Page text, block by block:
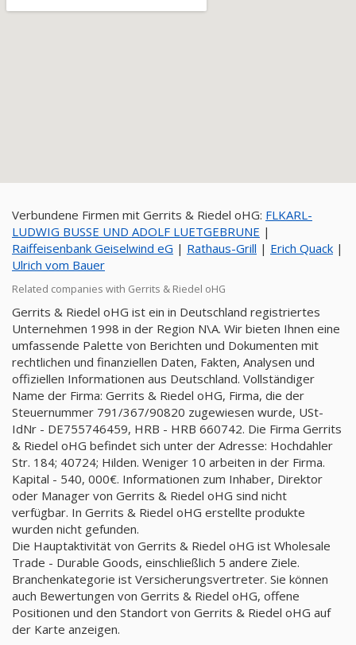
Verbundene Firmen mit Gerrits & Riedel oHG: FLKARL-
LUDWIG BUSSE UND ADOLF LUETGEBRUNE |
Raiffeisenbank Geiselwind eG | Rathaus-Grill | Erich Quack |
Ulrich vom Bauer
Related companies with Gerrits & Riedel oHG
Gerrits & Riedel oHG ist ein in Deutschland registriertes
Unternehmen 1998 in der Region N\A. Wir bieten Ihnen eine
umfassende Palette von Berichten und Dokumenten mit
rechtlichen und finanziellen Daten, Fakten, Analysen und
offiziellen Informationen aus Deutschland. Vollständiger
Name der Firma: Gerrits & Riedel oHG, Firma, die der
Steuernummer 791/367/90820 zugewiesen wurde, USt-
IdNr - DE755746459, HRB - HRB 660742. Die Firma Gerrits
& Riedel oHG befindet sich unter der Adresse: Hochdahler
Str. 184; 40724; Hilden. Weniger 10 arbeiten in der Firma.
Kapital - 540, 000€. Informationen zum Inhaber, Direktor
oder Manager von Gerrits & Riedel oHG sind nicht
verfügbar. In Gerrits & Riedel oHG erstellte produkte
wurden nicht gefunden.
Die Hauptaktivität von Gerrits & Riedel oHG ist Wholesale
Trade - Durable Goods, einschließlich 5 andere Ziele.
Branchenkategorie ist Versicherungsvertreter. Sie können
auch Bewertungen von Gerrits & Riedel oHG, offene
Positionen und den Standort von Gerrits & Riedel oHG auf
der Karte anzeigen.